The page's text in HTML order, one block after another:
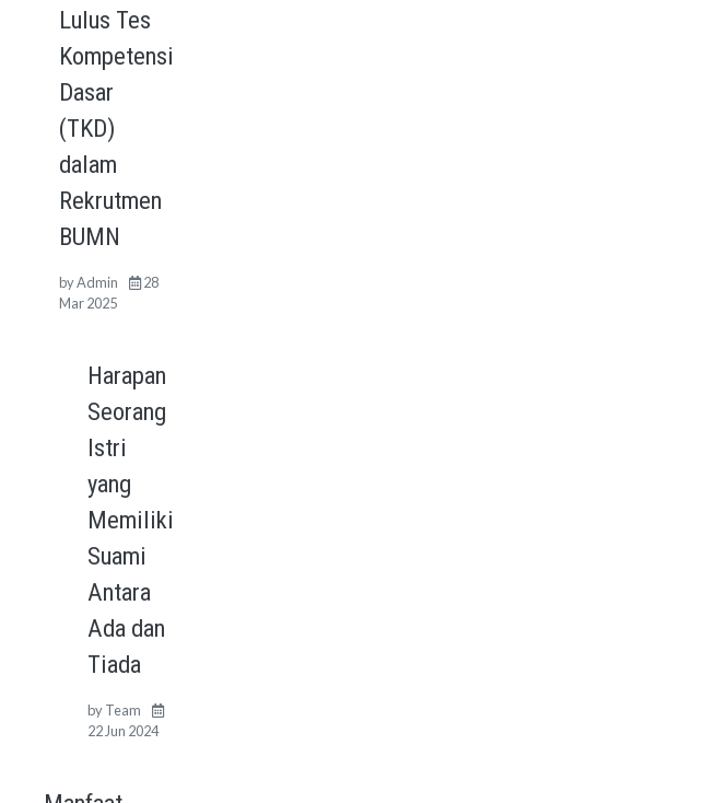
Lulus Tes
Kompetensi
Dasar
(TKD)
dalam
Rekrutmen
BUMN
byAdmin
28
Mar 2025
Harapan
Seorang
Istri
yang
Memiliki
Suami
Antara
Ada dan
Tiada
byTeam
22 Jun 2024